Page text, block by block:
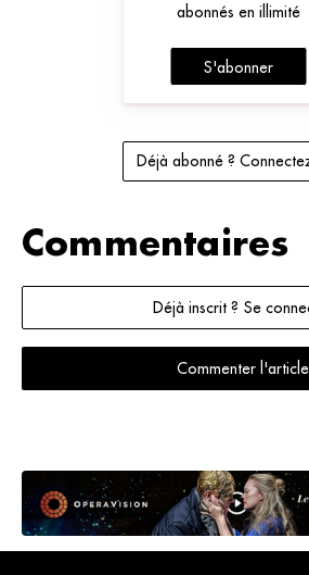
abonnés en illimité
S'abonner
Déjà abonné ?
Commentaires
Déjà inscrit ? Se
Commenter l'article